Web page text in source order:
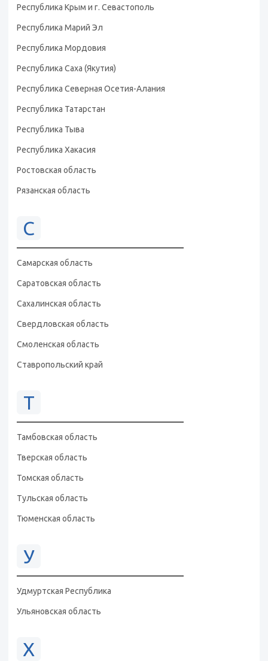
Республика Крым и г. Севастополь
Республика Марий Эл
Республика Мордовия
Республика Саха (Якутия)
Республика Северная Осетия-Алания
Республика Татарстан
Республика Тыва
Республика Хакасия
Ростовская область
Рязанская область
С
Самарская область
Саратовская область
Сахалинская область
Свердловская область
Смоленская область
Ставропольский край
Т
Тамбовская область
Тверская область
Томская область
Тульская область
Тюменская область
У
Удмуртская Республика
Ульяновская область
Х